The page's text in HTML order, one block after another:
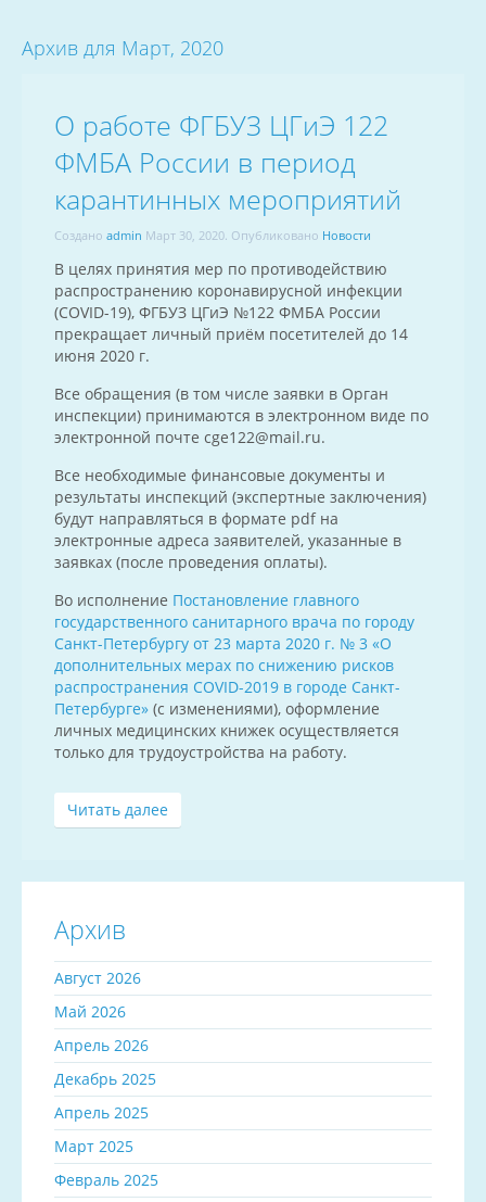
Архив для Март, 2020
О работе ФГБУЗ ЦГиЭ 122
ФМБА России в период
карантинных мероприятий
Создано admin Март 30, 2020. Опубликовано Новости
В целях принятия мер по противодействию
распространению коронавирусной инфекции
(COVID-19), ФГБУЗ ЦГиЭ №122 ФМБА России
прекращает личный приём посетителей до 14
июня 2020 г.
Все обращения (в том числе заявки в Орган
инспекции) принимаются в электронном виде по
электронной почте cge122@mail.ru.
Все необходимые финансовые документы и
результаты инспекций (экспертные заключения)
будут направляться в формате pdf на
электронные адреса заявителей, указанные в
заявках (после проведения оплаты).
Во исполнение Постановление главного
государственного санитарного врача по городу
Санкт-Петербургу от 23 марта 2020 г. № 3 «О
дополнительных мерах по снижению рисков
распространения COVID-2019 в городе Санкт-
Петербурге» (с изменениями), оформление
личных медицинских книжек осуществляется
только для трудоустройства на работу.
Читать далее
Архив
Август 2026
Май 2026
Апрель 2026
Декабрь 2025
Апрель 2025
Март 2025
Февраль 2025